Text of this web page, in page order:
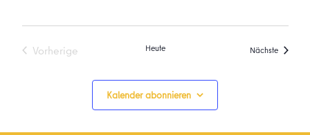
Vorherige
Heute Nächste
Kalender abonnieren